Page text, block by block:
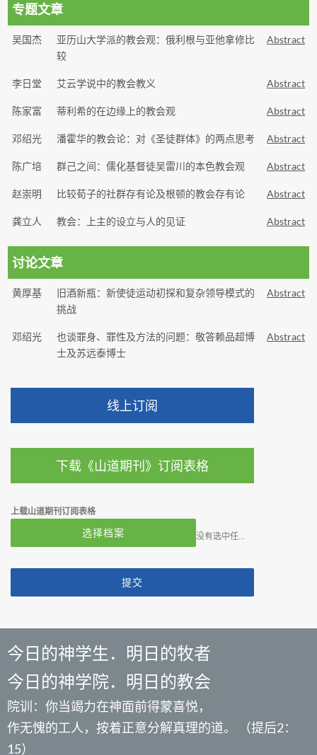
专题文章
吴国杰
亚历山大学派的教会观：俄利根与亚他拿修比
较
Abstract
李日堂 艾云学说中的教会教义 Abstract
陈家富 蒂利希的在边缘上的教会观 Abstract
邓绍光 潘霍华的教会论：对《圣徒群体》的两点思考 Abstract
陈广培 群己之间：儒化基督徒吴雷川的本色教会观 Abstract
赵崇明 比较荀子的社群存有论及根顿的教会存有论 Abstract
龚立人 教会：上主的设立与人的见证 Abstract
讨论文章
黄厚基
旧酒新瓶：新使徒运动初探和复杂领导模式的
挑战
Abstract
邓绍光
也谈罪身、罪性及方法的问题：敬答赖品超博
士及苏远泰博士
Abstract
线上订阅
下载《山道期刊》订阅表格
上载山道期刊订阅表格
选择档案 没有选中任何文件
提交
今日的神学生．明日的牧者
今日的神学院．明日的教会
院训：你当竭力在神面前得蒙喜悦，
作无愧的工人，按着正意分解真理的道。 （提后2：
15）